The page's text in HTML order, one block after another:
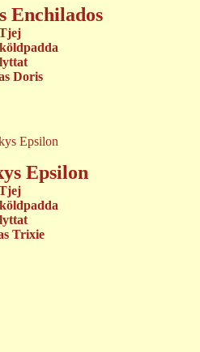
Enchilados
Doris
Epsilon
Trixie